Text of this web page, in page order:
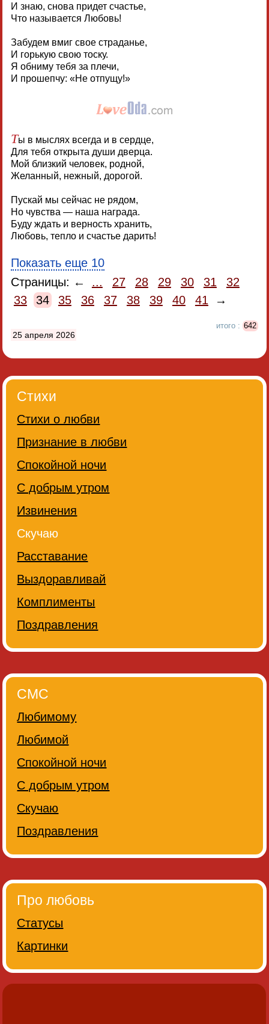
И знаю, снова придет счастье,
Что называется Любовь!
Забудем вмиг свое страданье,
И горькую свою тоску.
Я обниму тебя за плечи,
И прошепчу: «Не отпущу!»
Ты в мыслях всегда и в сердце,
Для тебя открыта души дверца.
Мой близкий человек, родной,
Желанный, нежный, дорогой.
Пускай мы сейчас не рядом,
Но чувства — наша награда.
Буду ждать и верность хранить,
Любовь, тепло и счастье дарить!
Показать еще 10
Страницы: ←
... 27 28 29 30 31
32
33
34 35 36 37 38 39 40 41 →
итого : 642
25 апреля 2026
Стихи
Стихи о любви
Признание в любви
Спокойной ночи
С добрым утром
Извинения
Скучаю
Расставание
Выздоравливай
Комплименты
Поздравления
СМС
Любимому
Любимой
Спокойной ночи
С добрым утром
Скучаю
Поздравления
Про любовь
Статусы
Картинки